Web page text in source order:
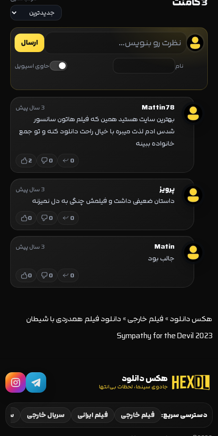
ارسال
نام حاوی اسپویل
Mattin78 3 سال پیش
بهترین سایت هستید همین که فیلم هاتون سانسور
شدس ادم لذت میبره با خیال راحت دانلود کنه و تو جمع
خانواده ببینه
2 0 0
پرویز 3 سال پیش
داستان ضعیفی داشت و فیلمش چنگی به دل نمیزنه
0 0 0
Matin 3 سال پیش
جالب بود
0 0 0
هکس دانلود»فیلم خارجی»دانلود فیلم همدردی با شیطان
Sympathy for the Devil 2023
هکس دانلود
جادوی سینما، لحظات بی‌انتها
دسترسی سریع: فیلم خارجی فیلم ایرانی سریال خارجی